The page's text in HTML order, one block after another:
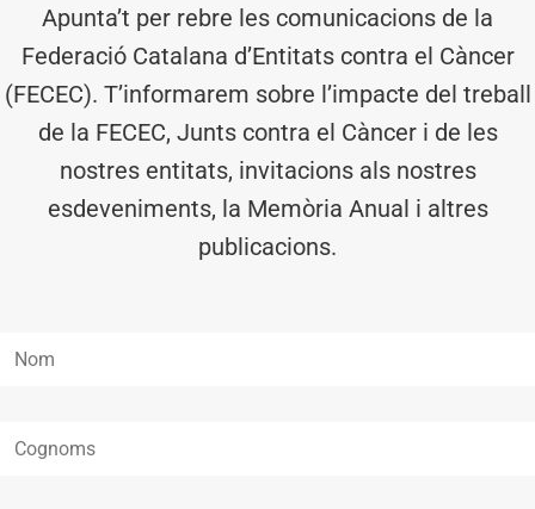
Apunta’t per rebre les comunicacions de la
Federació Catalana d’Entitats contra el Càncer
(FECEC). T’informarem sobre l’impacte del treball
de la FECEC, Junts contra el Càncer i de les
nostres entitats, invitacions als nostres
esdeveniments, la Memòria Anual i altres
publicacions.